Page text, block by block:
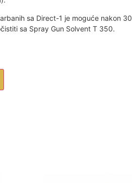
sa Direct-1 je moguće nakon 30
sa Spray Gun Solvent T 350.